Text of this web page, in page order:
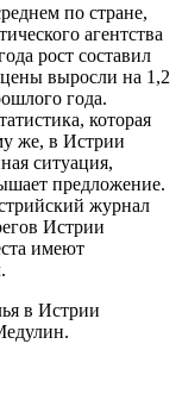
по стране,
агентства
рост составил
выросли на 1,2
года.
которая
же, в Истрии
ситуация,
предложение.
журнал
Истрии
имеют
в Истрии